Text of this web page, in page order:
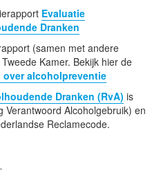
Evaluatie
Dranken
(samen met andere
Kamer. Bekijk hier de
over alcoholpreventie
Dranken (RvA) is
Verantwoord Alcoholgebruik) en
Reclamecode.